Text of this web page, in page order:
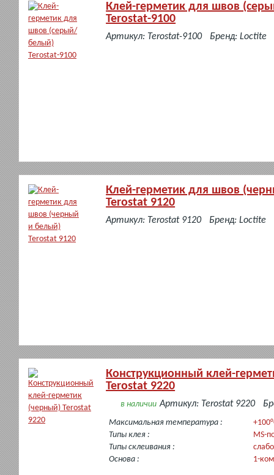
Клей-герметик для швов
Terostat-9100
в
Артикул: Terostat-9100 Бренд: Loctite
Клей-герметик для швов
Terostat 9120
в
Артикул: Terostat 9120 Бренд: Loctite
Конструкционный клей-
Terostat 9220
в наличии Артикул: Terostat 9220
Максимальная температура :
Типы клея :
MS-
Типы склеивания :
Основа :
1-